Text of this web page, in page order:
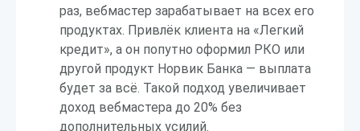
раз, вебмастер зарабатывает на всех его
продуктах. Привлёк клиента на «Легкий
кредит», а он попутно оформил РКО или
другой продукт Норвик Банка — выплата
будет за всё. Такой подход увеличивает
доход вебмастера до 20% без
дополнительных усилий.